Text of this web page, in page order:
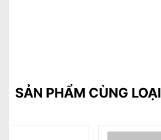
SẢN PHẨM CÙNG LOẠI